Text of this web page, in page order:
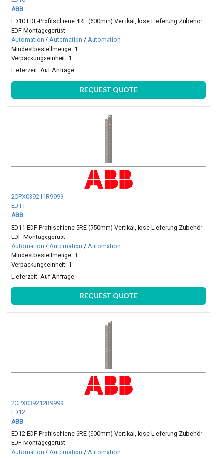
ABB
ED10 EDF-Profilschiene 4RE (600mm) Vertikal, lose Lieferung Zubehör
EDF-Montagegerüst
Automation /Automation /Automation
Mindestbestellmenge: 1
Verpackungseinheit: 1
Lieferzeit:Auf Anfrage
REQUEST QUOTE
2CPX039211R9999
ED11
ABB
ED11 EDF-Profilschiene 5RE (750mm) Vertikal, lose Lieferung Zubehör
EDF-Montagegerüst
Automation / Automation / Automation
Mindestbestellmenge: 1
Verpackungseinheit: 1
Lieferzeit: Auf Anfrage
REQUEST QUOTE
2CPX039212R9999
ED12
ABB
ED12 EDF-Profilschiene 6RE (900mm) Vertikal, lose Lieferung Zubehör
EDF-Montagegerüst
Automation / Automation / Automation